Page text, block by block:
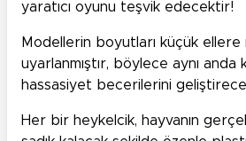
yaratıcı oyunu teşvik edecektir!
Modellerin boyutları küçük ellere
uyarlanmıştır, böylece aynı anda
hassasiyet becerilerini
Her bir heykelcik, hayvanın